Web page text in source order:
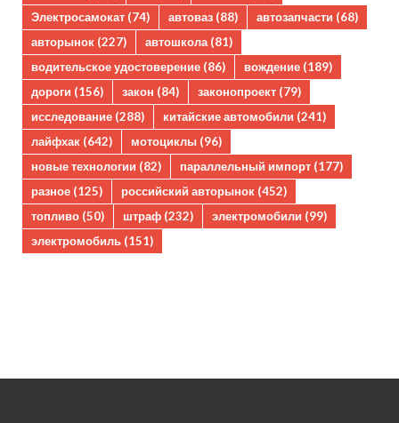
Электросамокат (74) автоваз (88) автозапчасти (68)
авторынок (227) автошкола(81)
водительское удостоверение (86) вождение (189)
дороги (156) закон (84) законопроект (79)
исследование (288) китайские автомобили (241)
лайфхак (642) мотоциклы (96)
новые технологии (82) параллельный импорт (177)
разное (125) российский авторынок (452)
топливо (50) штраф (232) электромобили (99)
электромобиль (151)